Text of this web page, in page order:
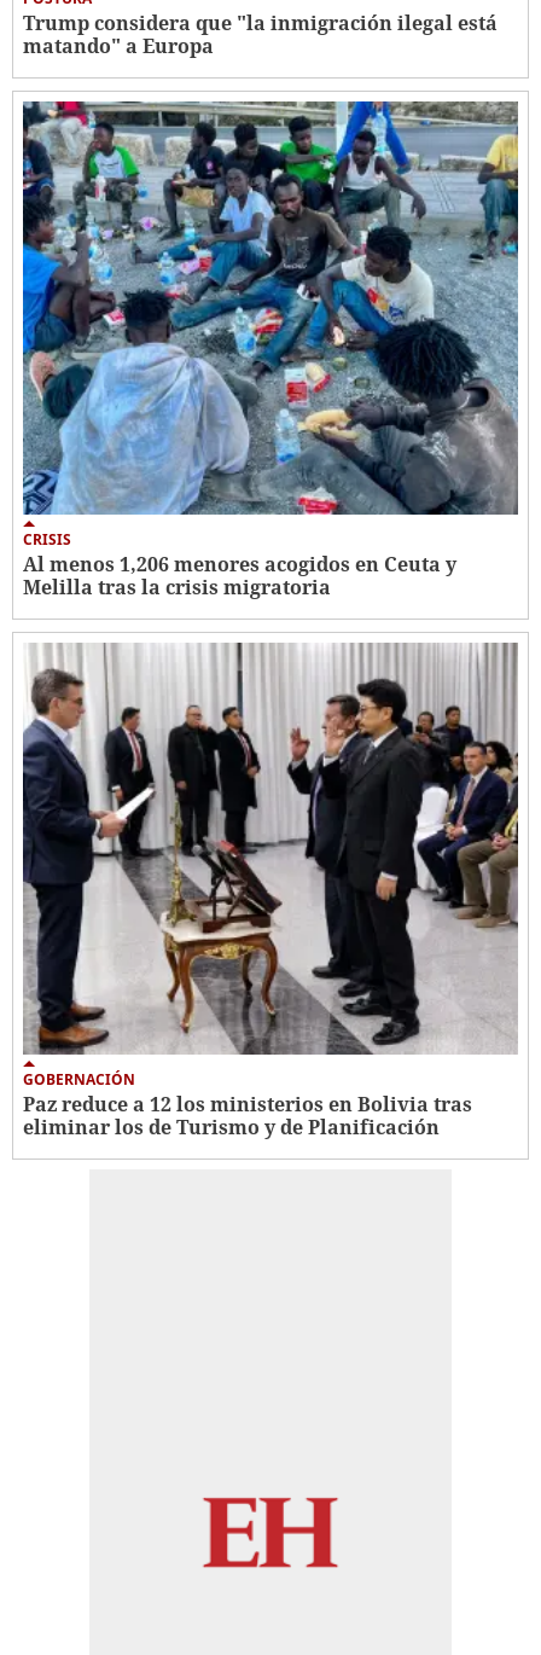
Trump considera que "la inmigración ilegal está
matando" a Europa
CRISIS
Al menos 1,206 menores acogidos en Ceuta y
Melilla tras la crisis migratoria
GOBERNACIÓN
Paz reduce a 12 los ministerios en Bolivia tras
eliminar los de Turismo y de Planificación